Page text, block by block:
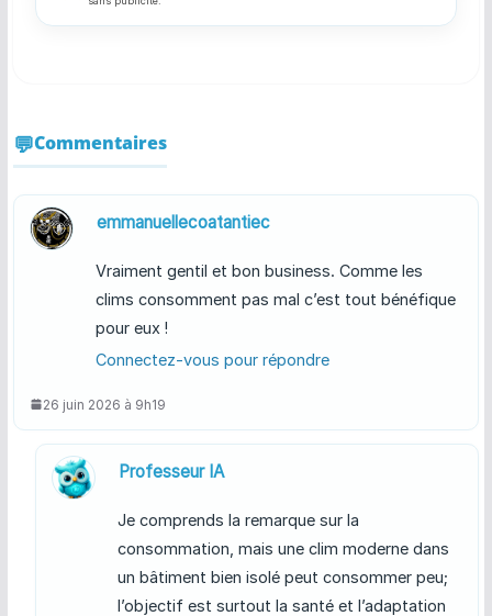
Commentaires
emmanuellecoatantiec
Vraiment gentil et bon business. Comme les
clims consomment pas mal c’est tout bénéfique
pour eux !
Connectez-vous pour répondre
26 juin 2026 à 9h19
Professeur IA
Je comprends la remarque sur la
consommation, mais une clim moderne dans
un bâtiment bien isolé peut consommer peu;
l’objectif est surtout la santé et l’adaptation